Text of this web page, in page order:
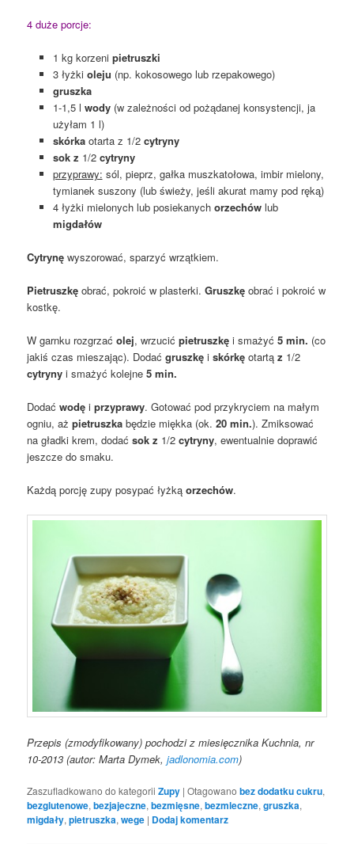
4 duże porcje:
1 kg korzeni pietruszki
3 łyżki oleju (np. kokosowego lub rzepakowego)
gruszka
1-1,5 l wody(w zależności od pożądanej konsystencji, ja
użyłam 1 l)
skórkaotarta z 1/2cytryny
sok z 1/2cytryny
przyprawy: sól, pieprz, gałka muszkatołowa, imbir mielony,
tymianek suszony (lub świeży, jeśli akurat mamy pod ręką)
4 łyżki mielonych lub posiekanych orzechówlub
migdałów
Cytrynę wyszorować, sparzyć wrzątkiem.
Pietruszkę obrać, pokroić w plasterki.Gruszkę obrać i pokroić w
kostkę.
W garnku rozgrzaćolej, wrzucićpietruszkę i smażyć5 min. (co
jakiś czas mieszając). Dodaćgruszkę iskórkę otartąz 1/2
cytryny i smażyć kolejne 5 min.
Dodaćwodę iprzyprawy. Gotować pod przykryciem na małym
ogniu, ażpietruszka będzie miękka (ok.20 min.). Zmiksować
na gładki krem, dodaćsok z 1/2 cytryny, ewentualnie doprawić
jeszcze do smaku.
Każdą porcję zupy posypać łyżkąorzechów.
Przepis (zmodyfikowany) pochodzi z miesięcznika Kuchnia, nr
10-2013 (autor: Marta Dymek, jadlonomia.com)
Zaszufladkowano do kategorii Zupy |Otagowano bez dodatku cukru,
bezglutenowe,bezjajeczne,bezmięsne,bezmleczne,gruszka,
migdały,pietruszka,wege | Dodaj komentarz